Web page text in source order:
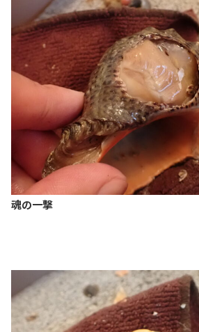
魂の一撃